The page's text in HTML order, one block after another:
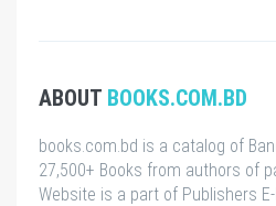
ABOUT BOOKS.COM.BD
books.com.bd is a catalog of
27,500+ Books from authors of
Website is a part of Publishers